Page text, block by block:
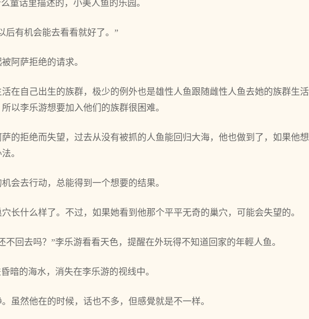
童话里描述的，小美人鱼的乐园。
后有机会能去看看就好了。”
阿萨拒绝的请求。
在自‌己出生的族群，极少的例外也是雄性人鱼跟随雌性人鱼去她的族群生
以李乐游想要加入他们的族群很困难。
的拒绝而失望，过去从没有被抓的人鱼能回归大‌海，他也做到了，如果他
。
会去行动，总能得到一个想要的结果。
长什么样了。不过，如果她看到他那个平平无‌奇的巢穴，可能会失望的。
不回去吗？”李乐游看看天色，提醒在外玩得不知道回家的年輕人鱼。
暗的海水，消失在李乐游的视线中。
虽然他在的时候，话也不多，但感覺就是不一样。